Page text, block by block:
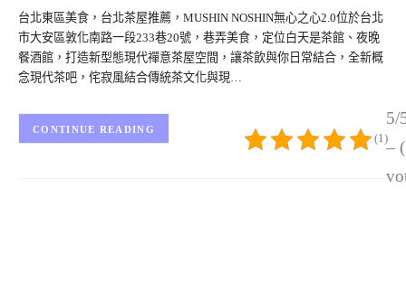
台北東區美食，台北茶屋推薦，MUSHIN NOSHIN無心之心2.0位於台北
市大安區敦化南路一段233巷20號，巷弄美食，定位白天是茶館、夜晚
餐酒館，打造新型態現代禪意茶屋空間，讓茶飲與你日常結合，全新概
念現代茶吧，侘寂風結合傳統茶文化與現…
5/
–
(1)
CONTINUE READING